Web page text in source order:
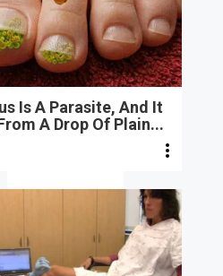
Is A Parasite, And It
A Drop Of Plain...